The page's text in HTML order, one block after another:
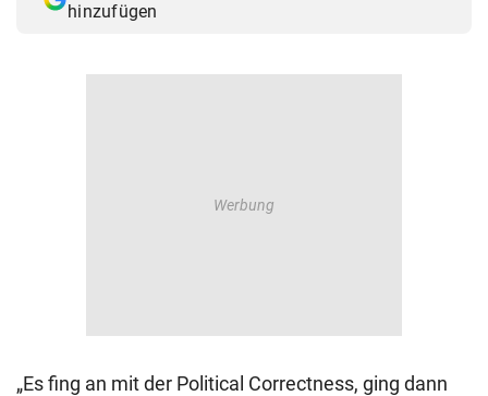
hinzufügen
„Es fing an mit der Political Correctness, ging dann